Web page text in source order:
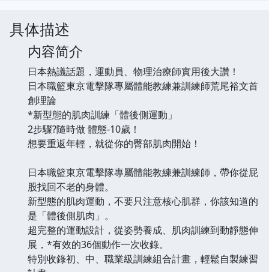
具体描述
内容简介
日本熱議話題，運動員、物理治療師實用後大讚！
日本職籃東京電擊隊專屬體能教練兼訓練師荒尾裕文首
創理論
*新型態的肌肉訓練「體後側運動」
2步驟?隨時做 體態-10歲！
想要重返年輕，就從你的臀部肌肉開始！
日本職籃東京電擊隊專屬體能教練兼訓練師，帶你從屁
股找回不老的身體。
新型態的肌肉運動，不要只注意核心肌群，你該知道的
是「體後側肌肉」。
超完整的運動設計，從姿勢養成、肌肉訓練到動靜態伸
展，*有效的36個動作一次收錄。
特別收錄初、中、職業級訓練組合計畫，輕鬆自製練習